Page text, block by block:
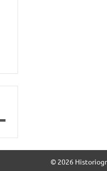
© 2026